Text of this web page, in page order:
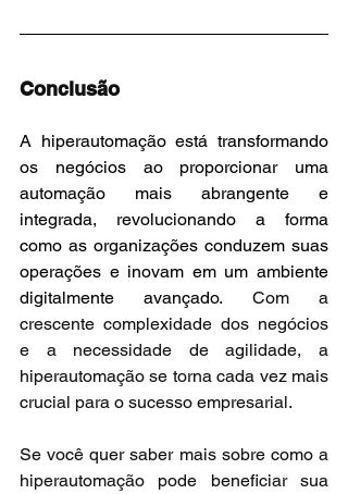
Conclusão
A hiperautomação está transformando
os negócios ao proporcionar uma
automação mais abrangente e
integrada, revolucionando a forma
como as organizações conduzem suas
operações e inovam em um ambiente
digitalmente avançado. Com a
crescente complexidade dos negócios
e a necessidade de agilidade, a
hiperautomação se torna cada vez mais
crucial para o sucesso empresarial.
Se você quer saber mais sobre como a
hiperautomação pode beneficiar sua